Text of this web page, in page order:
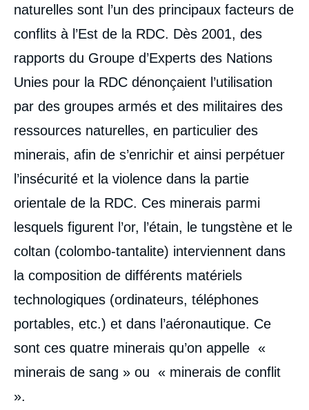
naturelles sont l’un des principaux facteurs de
conflits à l’Est de la RDC. Dès 2001, des
rapports du Groupe d’Experts des Nations
Unies pour la RDC dénonçaient l’utilisation
par des groupes armés et des militaires des
ressources naturelles, en particulier des
minerais, afin de s’enrichir et ainsi perpétuer
l’insécurité et la violence dans la partie
orientale de la RDC. Ces minerais parmi
lesquels figurent l’or, l’étain, le tungstène et le
coltan (colombo-tantalite) interviennent dans
la composition de différents matériels
technologiques (ordinateurs, téléphones
portables, etc.) et dans l’aéronautique. Ce
sont ces quatre minerais qu’on appelle «
minerais de sang » ou « minerais de conflit
».